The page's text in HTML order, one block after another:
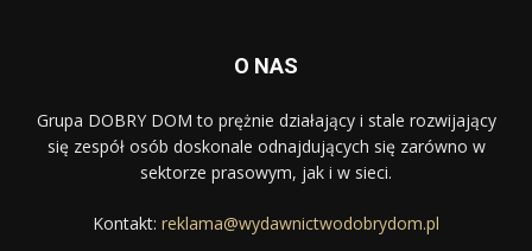
O NAS
Grupa DOBRY DOM to prężnie działający i stale rozwijający
się zespół osób doskonale odnajdujących się zarówno w
sektorze prasowym, jak i w sieci.
Kontakt: reklama@wydawnictwodobrydom.pl